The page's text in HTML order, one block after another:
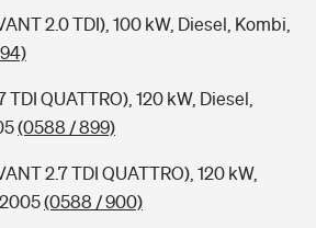
2.0 TDI), 100 kW, Diesel, Kombi,
TDI QUATTRO), 120 kW, Diesel,
(0588 / 899)
2.7 TDI QUATTRO), 120 kW,
(0588 / 900)